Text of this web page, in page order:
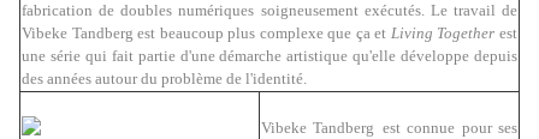
fabrication de doubles numériques soigneusement exécutés. Le travail de
Vibeke Tandberg est beaucoup plus complexe que ça et Living Together est
une série qui fait partie d'une démarche artistique qu'elle développe depuis
des années autour du problème de l'identité.
Vibeke Tandberg est connue pour ses